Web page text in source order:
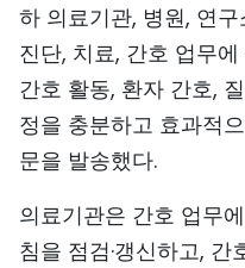
하 의료기관, 병원, 연
진단, 치료, 간호 업무
간호 활동, 환자 간호,
정을 충분하고 효과적
문을 발송했다.
의료기관은 간호 업무
침을 점검·갱신하고, 간